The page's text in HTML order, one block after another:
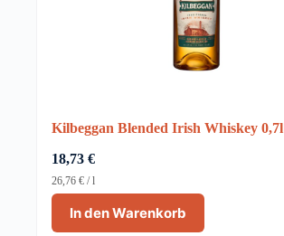
Kilbeggan Blended Irish Whiskey 0,7l
18,73 €
In den Warenkorb
26,76 € /l